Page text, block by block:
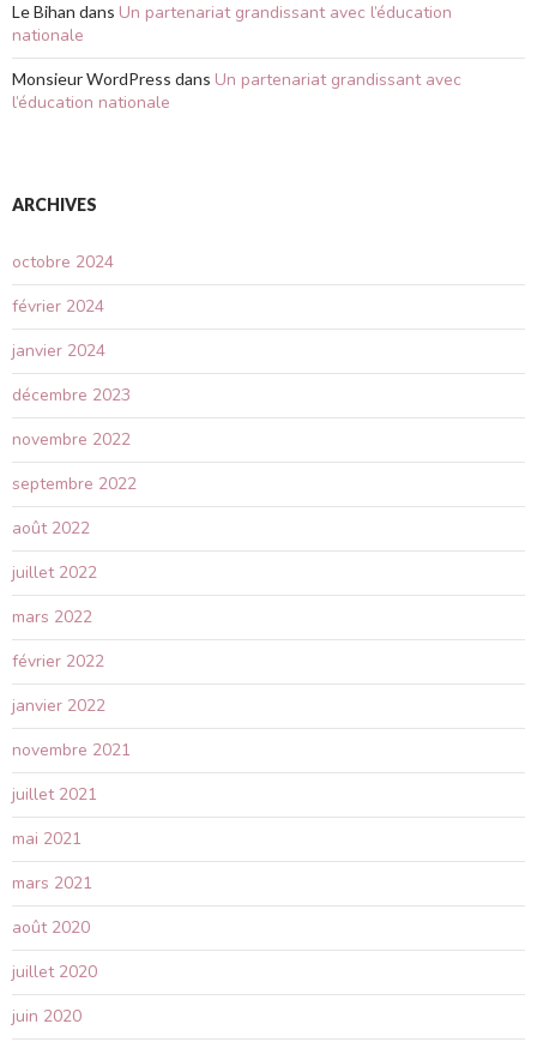
Le Bihan dans Un partenariat grandissant avec l’éducation
nationale
Monsieur WordPress dans Un partenariat grandissant avec
l’éducation nationale
ARCHIVES
octobre 2024
février 2024
janvier 2024
décembre 2023
novembre 2022
septembre 2022
août 2022
juillet 2022
mars 2022
février 2022
janvier 2022
novembre 2021
juillet 2021
mai 2021
mars 2021
août 2020
juillet 2020
juin 2020